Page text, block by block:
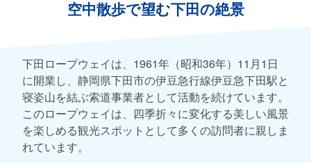
空中散歩で望む下田の絶景
下田ロープウェイは、1961年（昭和36年）11月1日
に開業し、静岡県下田市の伊豆急行線伊豆急下田駅と
寝姿山を結ぶ索道事業者として活動を続けています。
このロープウェイは、四季折々に変化する美しい風景
を楽しめる観光スポットとして多くの訪問者に親しま
れています。